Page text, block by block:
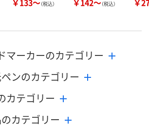
￥133～（税込） ￥142～（税込） ￥
マーカーのカテゴリー
ペンのカテゴリー
カテゴリー
カテゴリー